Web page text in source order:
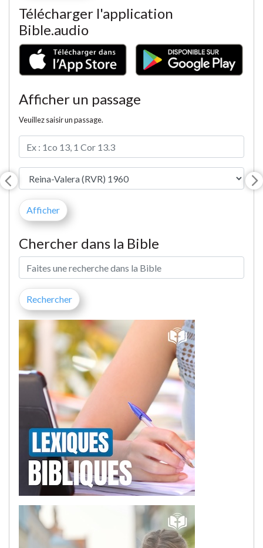
Télécharger l'application
Bible.audio
Afficher un passage
Veuillez saisir un passage.
Chercher dans la Bible